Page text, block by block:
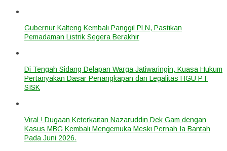
Gubernur Kalteng Kembali Panggil PLN, Pastikan
Pemadaman Listrik Segera Berakhir
Di Tengah Sidang Delapan Warga Jatiwaringin, Kuasa Hukum
Pertanyakan Dasar Penangkapan dan Legalitas HGU PT
SISK
Viral ! Dugaan Keterkaitan Nazaruddin Dek Gam dengan
Kasus MBG Kembali Mengemuka Meski Pernah Ia Bantah
Pada Juni 2026.